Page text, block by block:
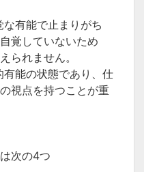
有能で止まりがち
覚していないため
られません。
能の状態であり、仕
視点を持つことが重
次の4つ